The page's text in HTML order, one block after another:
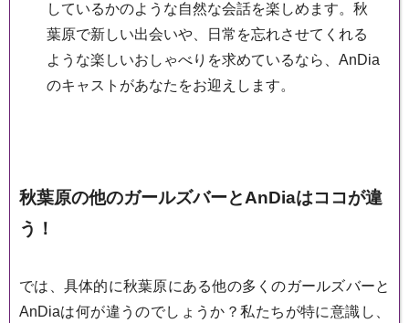
しているかのような自然な会話を楽しめます。秋
葉原で新しい出会いや、日常を忘れさせてくれる
ような楽しいおしゃべりを求めているなら、AnDia
のキャストがあなたをお迎えします。
秋葉原の他のガールズバーとAnDiaはココが違
う！
では、具体的に秋葉原にある他の多くのガールズバーと
AnDiaは何が違うのでしょうか？私たちが特に意識し、